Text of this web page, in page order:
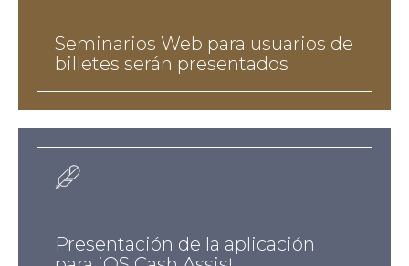
Seminarios Web para usuarios de
billetes serán presentados
news
Presentación de la aplicación